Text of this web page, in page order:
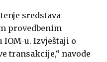
sredstava
provedbenim
IOM-u. Izvještaji o
transakcije,“ navode